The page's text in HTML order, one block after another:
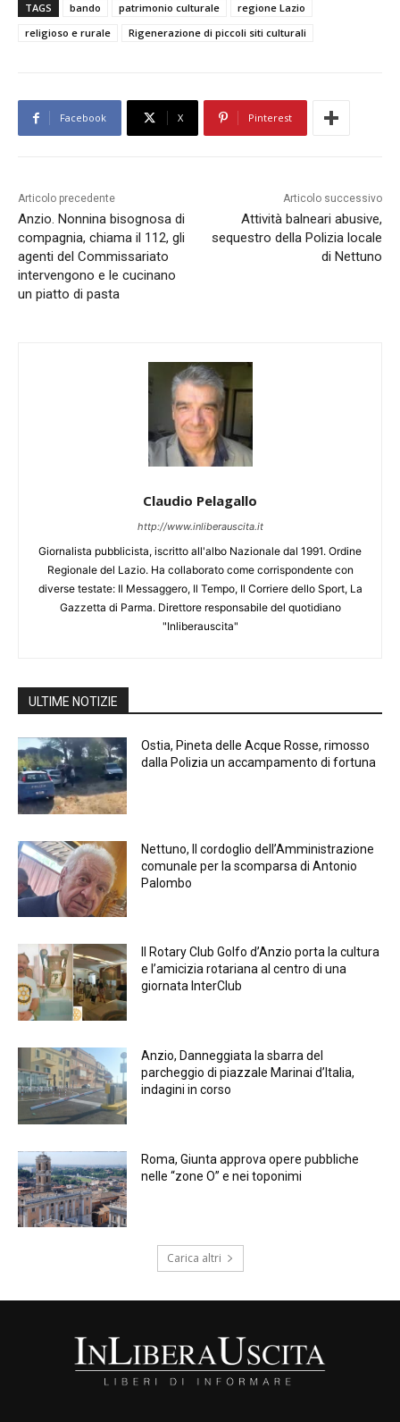
TAGS bando patrimonio culturale
regione Lazio
religioso e rurale
Rigenerazione di piccoli siti culturali
Facebook X Pinterest
Articolo precedente
Anzio. Nonnina bisognosa di
compagnia, chiama il 112, gli
agenti del Commissariato
intervengono e le cucinano
un piatto di pasta
Articolo successivo
Attività balneari abusive,
sequestro della Polizia locale
di Nettuno
Claudio Pelagallo
http://www.inliberauscita.it
Giornalista pubblicista, iscritto all'albo Nazionale dal 1991. Ordine
Regionale del Lazio. Ha collaborato come corrispondente con
diverse testate: Il Messaggero, Il Tempo, Il Corriere dello Sport, La
Gazzetta di Parma. Direttore responsabile del quotidiano
"Inliberauscita"
ULTIME NOTIZIE
Ostia, Pineta delle Acque Rosse, rimosso
dalla Polizia un accampamento di fortuna
Nettuno, Il cordoglio dell’Amministrazione
comunale per la scomparsa di Antonio
Palombo
Il Rotary Club Golfo d’Anzio porta la cultura
e l’amicizia rotariana al centro di una
giornata InterClub
Anzio, Danneggiata la sbarra del
parcheggio di piazzale Marinai d’Italia,
indagini in corso
Roma, Giunta approva opere pubbliche
nelle “zone O” e nei toponimi
Carica altri